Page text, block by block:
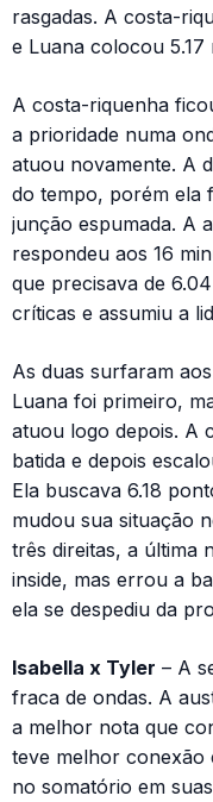
rasgadas. A costa-
e Luana colocou 5.17
A costa-riquenha
a prioridade numa
atuou novamente. A
do tempo, porém ela
junção espumada. A
respondeu aos 16
que precisava de
críticas e assumiu a
As duas surfaram
Luana foi primeiro,
atuou logo depois. A
batida e depois
Ela buscava 6.18
mudou sua situação
três direitas, a última
inside, mas errou a
ela se despediu da
Isabella x Tyler – A
fraca de ondas. A
a melhor nota que
teve melhor conexão
no somatório em